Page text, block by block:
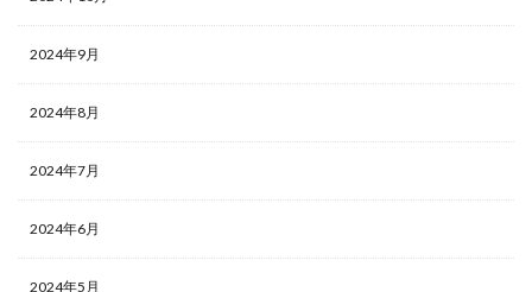
2024年9月
2024年8月
2024年7月
2024年6月
2024年5月